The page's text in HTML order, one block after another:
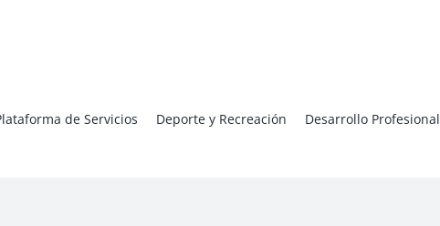
de Servicios Deporte y Recreación Desarrollo Profesional